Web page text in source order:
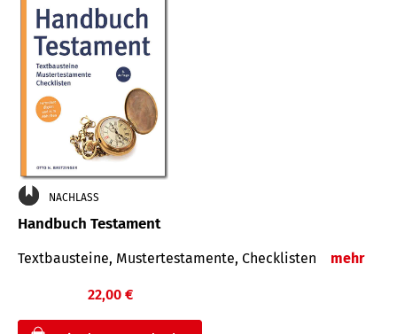
NACHLASS
Handbuch Testament
Textbausteine, Mustertestamente, Checklisten mehr
22,00 €